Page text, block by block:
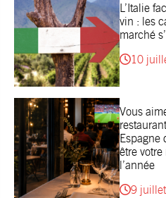
L’Italie
vin : les
marché
10
Vous
Espagne
être
l’année
9